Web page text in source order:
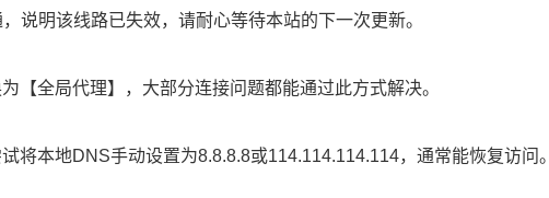
说明该线路已失效，请耐心等待本站的下一次更新。
【全局代理】，大部分连接问题都能通过此方式解决。
将本地DNS手动设置为8.8.8.8或114.114.114.114，通常能恢复访问。